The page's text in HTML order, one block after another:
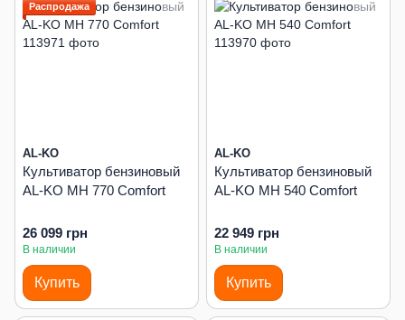
Распродажа
AL-KO
Культиватор бензиновый
AL-KO MH 770 Comfort
26 099 грн
В наличии
Купить
AL-KO
Культиватор бензиновый
AL-KO MH 540 Comfort
22 949 грн
В наличии
Купить